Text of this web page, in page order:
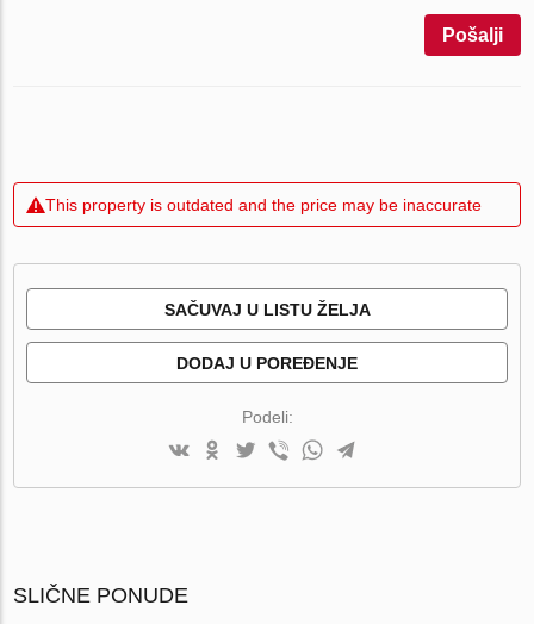
Pošalji
This property is outdated and the price may be inaccurate
SAČUVAJ U LISTU ŽELJA
DODAJ U POREĐENJE
Podeli:
SLIČNE PONUDE